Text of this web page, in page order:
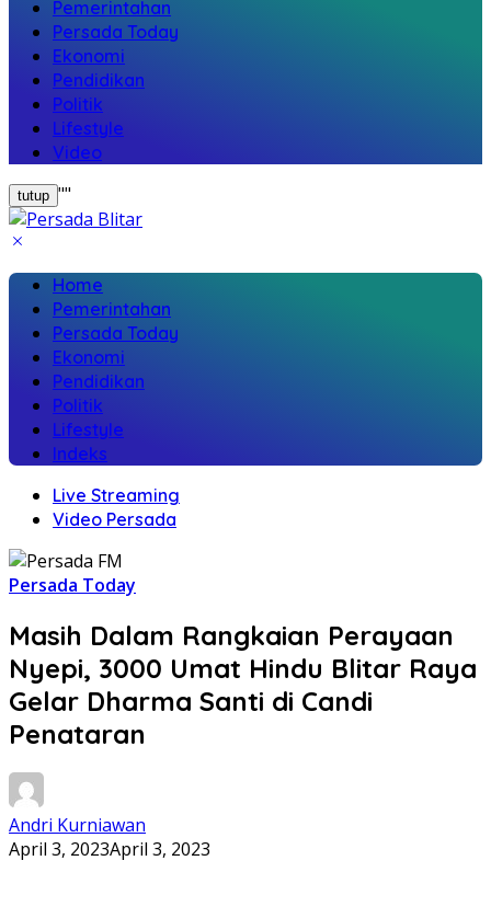
Pemerintahan
Persada Today
Ekonomi
Pendidikan
Politik
Lifestyle
Video
tutup ""
Home
Pemerintahan
Persada Today
Ekonomi
Pendidikan
Politik
Lifestyle
Indeks
Live Streaming
Video Persada
Persada Today
Masih Dalam Rangkaian Perayaan
Nyepi, 3000 Umat Hindu Blitar Raya
Gelar Dharma Santi di Candi
Penataran
Andri Kurniawan
April 3, 2023April 3, 2023